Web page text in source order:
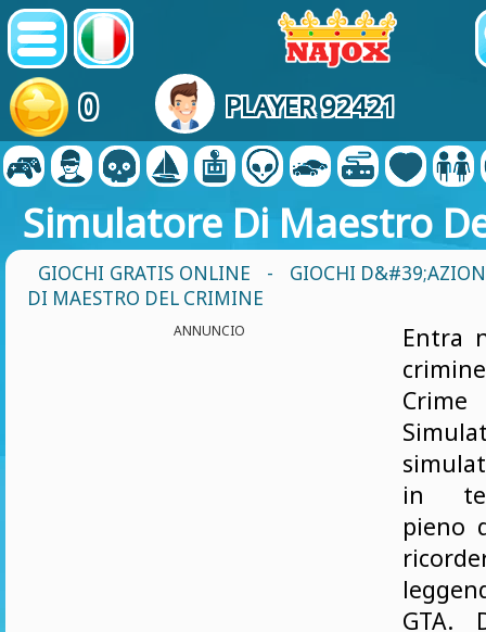
0 PLAYER 92421
Simulatore Di Maestro
GIOCHI GRATIS ONLINE -
GIOCHI
DI MAESTRO DEL CRIMINE
ANNUNCIO
Entra
in
pieno
GTA.